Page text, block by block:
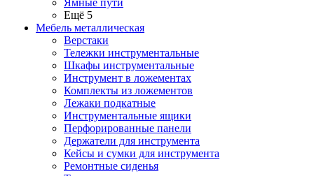
Ямные пути
Ещё 5
Мебель металлическая
Верстаки
Тележки инструментальные
Шкафы инструментальные
Инструмент в ложементах
Комплекты из ложементов
Лежаки подкатные
Инструментальные ящики
Перфорированные панели
Держатели для инструмента
Кейсы и сумки для инструмента
Ремонтные сиденья